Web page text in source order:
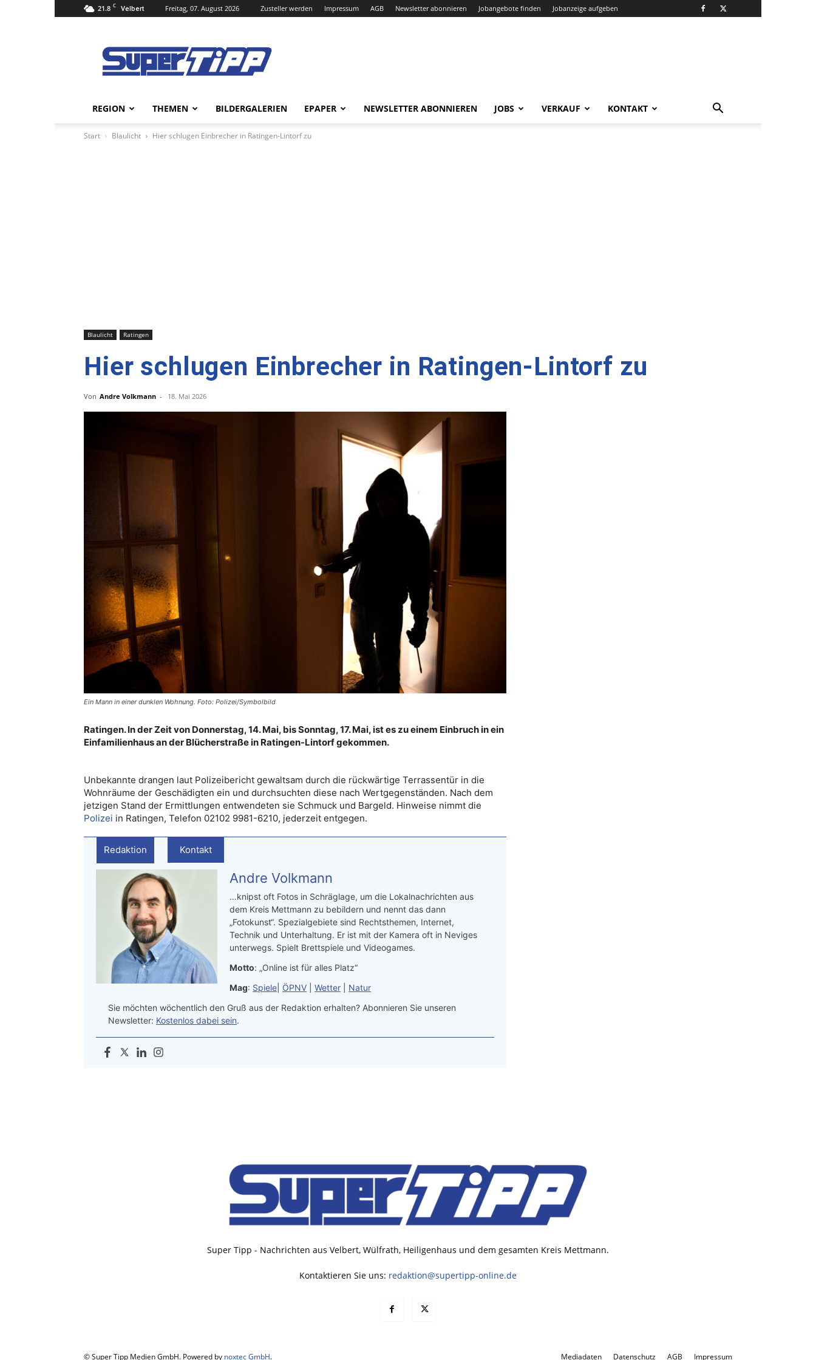
21.8 C Velbert Freitag, 07. August 2026 Zusteller werden Impressum AGB Newsletter abonnieren Jobangebote finden Jobanzeige aufgeben
Tipp
Online
REGION THEMEN BILDERGALERIEN EPAPER NEWSLETTER ABONNIEREN JOBS VERKAUF KONTAKT
Start Blaulicht Hier schlugen Einbrecher in Ratingen-Lintorf zu
Blaulicht Ratingen
Hier schlugen Einbrecher in Ratingen-Lintorf zu
Von Andre Volkmann - 18. Mai 2026
Ein Mann in einer dunklen Wohnung. Foto: Polizei/Symbolbild
Ratingen. In der Zeit von Donnerstag, 14. Mai, bis Sonntag, 17. Mai, ist es zu einem Einbruch in ein
Einfamilienhaus an der Blücherstraße in Ratingen-Lintorf gekommen.
Unbekannte drangen laut Polizeibericht gewaltsam durch die rückwärtige Terrassentür in die
Wohnräume der Geschädigten ein und durchsuchten diese nach Wertgegenständen. Nach dem
jetzigen Stand der Ermittlungen entwendeten sie Schmuck und Bargeld. Hinweise nimmt die
Polizei in Ratingen, Telefon 02102 9981-6210, jederzeit entgegen.
Redaktion Kontakt
Andre Volkmann
…knipst oft Fotos in Schräglage, um die Lokalnachrichten aus
dem Kreis Mettmann zu bebildern und nennt das dann
„Fotokunst“. Spezialgebiete sind Rechtsthemen, Internet,
Technik und Unterhaltung. Er ist mit der Kamera oft in Neviges
unterwegs. Spielt Brettspiele und Videogames.
Motto: „Online ist für alles Platz“
Mag: Spiele ÖPNV Wetter
Natur
Sie möchten wöchentlich den Gruß aus der Redaktion erhalten? Abonnieren Sie unseren
Newsletter: Kostenlos dabei sein.
Super Tipp - Nachrichten aus Velbert, Wülfrath, Heiligenhaus und dem gesamten Kreis Mettmann.
Kontaktieren Sie uns: redaktion@supertipp-online.de
Mediadaten Datenschutz AGB Impressum
© Super Tipp Medien GmbH. Powered by noxtec GmbH.